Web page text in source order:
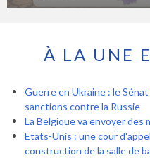
À LA UNE
Guerre en Ukraine : le
sanctions contre la Russie
La Belgique va envoyer des
Etats-Unis : une cour
construction de la salle de